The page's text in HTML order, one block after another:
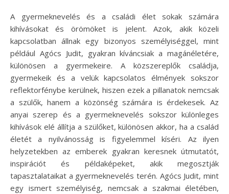
A gyermeknevelés és a családi élet sokak számára
kihívásokat és örömöket is jelent. Azok, akik közeli
kapcsolatban állnak egy bizonyos személyiséggel, mint
például Agócs Judit, gyakran kíváncsiak a magánéletére,
különösen a gyermekeire. A közszereplők családja,
gyermekeik és a velük kapcsolatos élmények sokszor
reflektorfénybe kerülnek, hiszen ezek a pillanatok nemcsak
a szülők, hanem a közönség számára is érdekesek. Az
anyai szerep és a gyermeknevelés sokszor különleges
kihívások elé állítja a szülőket, különösen akkor, ha a család
életét a nyilvánosság is figyelemmel kíséri. Az ilyen
helyzetekben az emberek gyakran keresnek útmutatót,
inspirációt és példaképeket, akik megosztják
tapasztalataikat a gyermeknevelés terén. Agócs Judit, mint
egy ismert személyiség, nemcsak a szakmai életében,